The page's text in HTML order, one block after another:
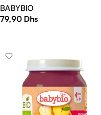
BABYBIO
79,90 Dhs